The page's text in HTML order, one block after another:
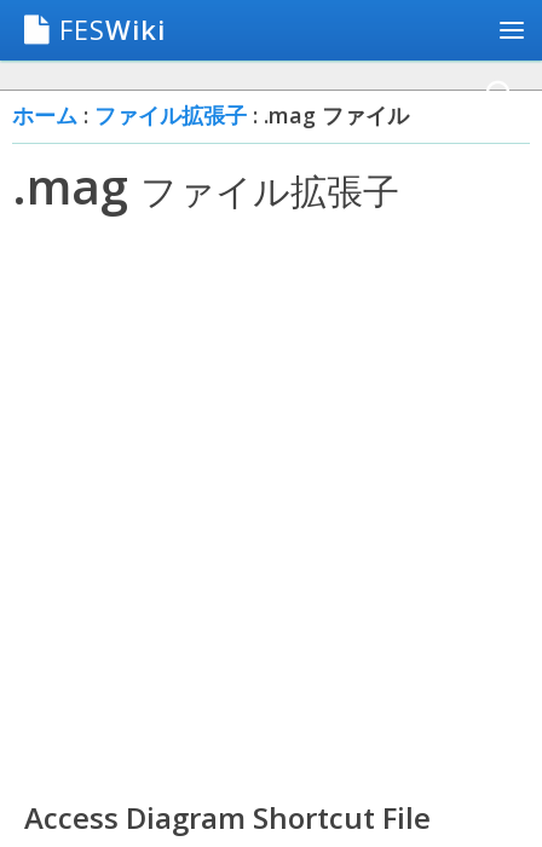
FESWiki
ホーム : ファイル拡張子 : .mag ファイル
.mag ファイル拡張子
Access Diagram Shortcut File